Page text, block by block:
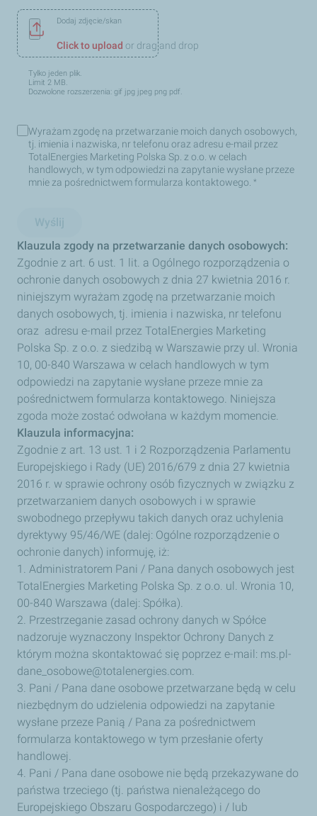
Dodaj zdjęcie/skan
Click to upload or drag and drop
Tylko jeden plik.
Limit 2 MB.
Dozwolone rozszerzenia: gif jpg jpeg png pdf.
Wyrażam zgodę na przetwarzanie moich danych osobowych,
tj. imienia i nazwiska, nr telefonu oraz adresu e-mail przez
TotalEnergies Marketing Polska Sp. z o.o. w celach
handlowych, w tym odpowiedzi na zapytanie wysłane przeze
mnie za pośrednictwem formularza kontaktowego. *
Wyrażam
zgodę
na
przetwarzanie
moich
imienia
nazwiska,
nr
telefonu
oraz
adresu
mail
przez
Marketing
Polska
z
o.o.
celach
handlowych,
tym
odpowiedzi
zapytanie
wysłane
mnie
za
pośrednictwem
formularza
kontaktowego.
Wyślij
Klauzula zgody na przetwarzanie danych osobowych:
Zgodnie z art. 6 ust. 1 lit. a Ogólnego rozporządzenia o
ochronie danych osobowych z dnia 27 kwietnia 2016 r.
niniejszym wyrażam zgodę na przetwarzanie moich
danych osobowych, tj. imienia i nazwiska, nr telefonu
oraz adresu e-mail przez TotalEnergies Marketing
Polska Sp. z o.o. z siedzibą w Warszawie przy ul. Wronia
10, 00-840 Warszawa w celach handlowych w tym
odpowiedzi na zapytanie wysłane przeze mnie za
pośrednictwem formularza kontaktowego. Niniejsza
zgoda może zostać odwołana w każdym momencie.
Klauzula informacyjna:
Zgodnie z art. 13 ust. 1 i 2 Rozporządzenia Parlamentu
Europejskiego i Rady (UE) 2016/679 z dnia 27 kwietnia
2016 r. w sprawie ochrony osób fizycznych w związku z
przetwarzaniem danych osobowych i w sprawie
swobodnego przepływu takich danych oraz uchylenia
dyrektywy 95/46/WE (dalej: Ogólne rozporządzenie o
ochronie danych) informuję, iż:
1. Administratorem Pani / Pana danych osobowych jest
TotalEnergies Marketing Polska Sp. z o.o. ul. Wronia 10,
00-840 Warszawa (dalej: Spółka).
2. Przestrzeganie zasad ochrony danych w Spółce
nadzoruje wyznaczony Inspektor Ochrony Danych z
którym można skontaktować się poprzez e-mail: ms.pl-
dane_osobowe@totalenergies.com
3. Pani / Pana dane osobowe przetwarzane będą w celu
niezbędnym do udzielenia odpowiedzi na zapytanie
wysłane przeze Panią / Pana za pośrednictwem
formularza kontaktowego w tym przesłanie oferty
handlowej.
4. Pani / Pana dane osobowe nie będą przekazywane do
państwa trzeciego (tj. państwa nienależącego do
Europejskiego Obszaru Gospodarczego) i / lub